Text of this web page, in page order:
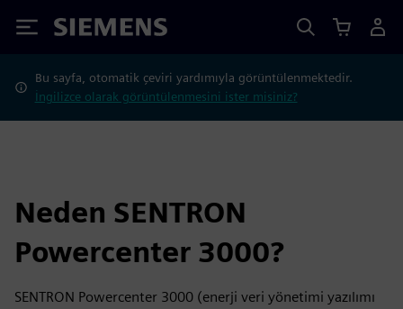
Siemens
Bu sayfa, otomatik çeviri yardımıyla görüntülenmektedir.
İngilizce olarak görüntülenmesini ister misiniz?
Neden SENTRON
Powercenter 3000?
SENTRON Powercenter 3000 (enerji veri yönetimi yazılımı